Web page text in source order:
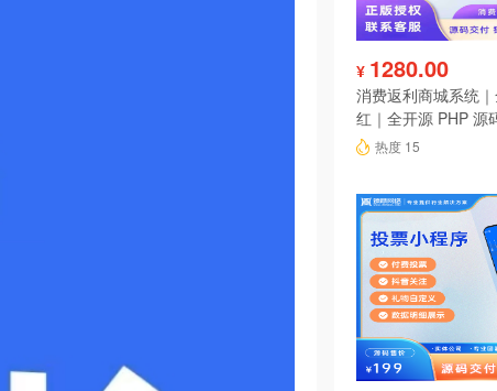
¥ 1280.00
消费返利商城系统
红｜全开源 PHP 源
热度 15